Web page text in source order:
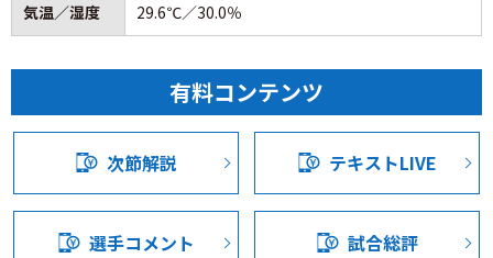
固たる自信をベースにしつつも、トーナメント特有の一発
勝負においては、挑戦者としての謙虚さと、冷静にゲーム
を支配する知性が求められる。
その指揮官の覚悟は、発表されたスタメンにも色濃く反映
されていた。布陣は、今季チームのアイデンティティとし
て完成度を高めてきた「3-1-4-2」。そして最大の采配が、
GK山内選手の起用だ。足元の技術やフィード精度に優れる
山内選手に最後尾を託すことで、「しっかりとゲームを読
※選手コメントは、VFK公式モバイルサイトの各試合『試合
情報詳細』メニュー（有料）からご覧ください。
です。
気温／湿度 29.6℃／30.0％
有料コンテンツ
次節解説 テキストLIVE
選手コメント 試合総評